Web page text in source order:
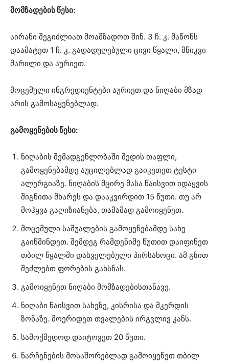
მომზადების წესი:
აირანი შეგიძლიათ მოამზადოთ შინ. 3 ჩ. კ. მაწონს
დაამატეთ 1 ჩ. კ. გადადუღებული ცივი წყალი, მწიკვი
მარილი და აურიეთ.
მოცემული ინგრედიენტები აურიეთ და ნიღაბი მზად
არის გამოსაყენებლად.
გამოყენების წესი:
ნიღაბის შემადგენლობაში შედის თაფლი,
გამოყენებამდე აუცილებლად გაიკეთეთ ტესტი
ალერგიაზე. ნიღაბის მცირე მასა წაისვით იდაყვის
შიგნითა მხარეს და დააკვირდით 15 წუთი. თუ არ
მოჰყვა გაღიზიანება, თამამად გამოიყენეთ.
მოცემული საშუალების გამოყენებამდე სახე
გაიწმინდეთ. შემდეგ რამდენიმე წუთით დაიფინეთ
თბილ წყალში დასველებული პირსახოცი. ამ გზით
შეძლებთ ფორების გახსნას.
გამოიყენეთ ნიღაბი მომზადებისთანავე.
ნიღაბი წაისვით სახეზე, კისრისა და მკერდის
ზონაზე. მოერიდეთ თვალების ირგვლივ კანს.
სამოქმედოდ დაიტოვეთ 20 წუთი.
ნარჩენების მოსაშორებლად გამოიყენეთ თბილ